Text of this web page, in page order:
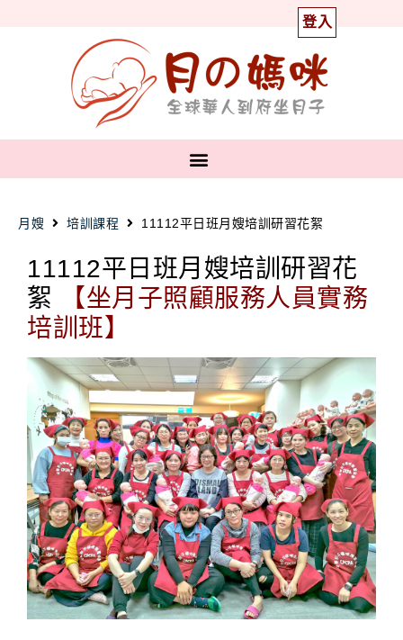
登入
月嫂 培訓課程 11112平日班月嫂培訓研習花絮
11112平日班月嫂培訓研習花
絮
【坐月子照顧服務人員實務
培訓班】